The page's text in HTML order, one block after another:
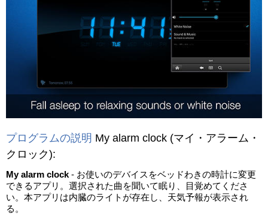
プログラムの説明 My alarm clock (マイ・アラーム・
クロック):
My alarm clock - お使いのデバイスをベッドわきの時計に変更
できるアプリ。選択された曲を聞いて眠り、目覚めてくださ
い。本アプリは内臓のライトが存在し、天気予報が表示され
る。